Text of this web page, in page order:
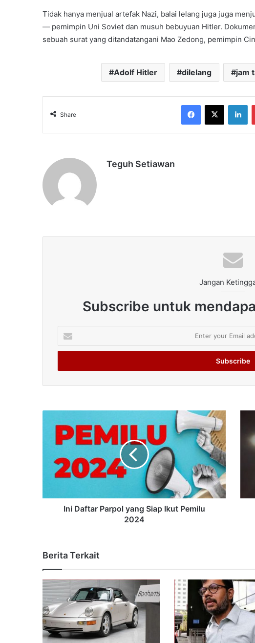
Tidak hanya menjual artefak Nazi, balai lelang juga juga
— pemimpin Uni Soviet dan musuh bebuyuan Hitler.
sebuah surat yang ditandatangani Mao Zedong, pemimpin
Adolf Hitler dilelang jam
Share
Facebook
X
Teguh Setiawan
Jangan
Subscribe untuk
your
Email
Ini Daftar Parpol yang Siap Ikut Pemilu
2024
Berita Terkait